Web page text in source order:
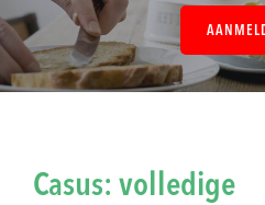
Casus: volledige